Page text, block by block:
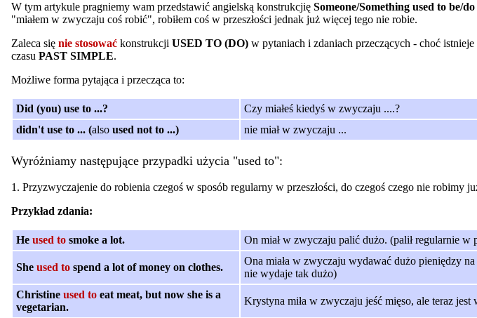
W tym artykule pragniemy wam przedstawić angielską konstrukcjię Someone/Something used to be/
"miałem w zwyczaju coś robić", robiłem coś w przeszłości jednak już więcej tego nie robie.
Zaleca się nie stosować konstrukcji USED TO (DO) w pytaniach i zdaniach przeczących - choć
czasu PAST SIMPLE.
Możliwe forma pytająca i przecząca to:
Did (you) use to ...?
Czy miałeś kiedyś w zwyczaju ....?
didn't use to ... (also used not to ...) nie miał w zwyczaju ...
Wyróżniamy następujące przypadki użycia "used to":
1. Przyzwyczajenie do robienia czegoś w sposób regularny w przeszłości, do czegoś czego nie robimy
Przykład zdania:
He used to smoke a lot. On miał w zwyczaju palić dużo. (palił regularnie w
She used to spend a lot of money on clothes.
Ona miała w zwyczaju wydawać dużo pieniędzy
nie wydaje tak dużo)
Christine used to eat meat, but now she is a
vegetarian.
Krystyna miła w zwyczaju jeść mięso, ale teraz jest